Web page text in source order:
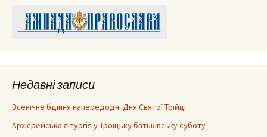
Недавні записи
Всенічне бдіння напередодні Дня Святої Трійці
Архієрейська літургія у Троїцьку батьківську суботу